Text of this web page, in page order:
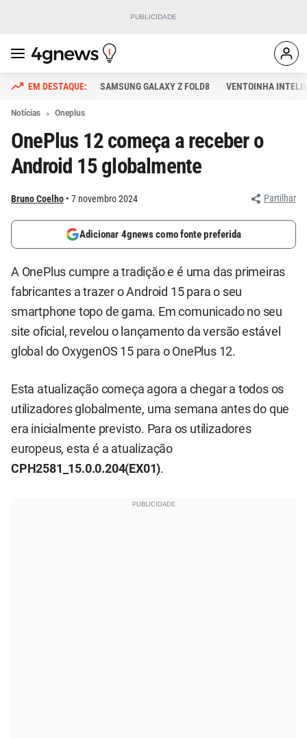
SAMSUNG GALAXY Z FOLD8 VENTOINHA
Notícias Oneplus
OnePlus 12 começa a receber o
Android 15 globalmente
Bruno Coelho 7 novembro 2024 Partilhar
Adicionar 4gnews como fonte preferida
A OnePlus cumpre a tradição e é uma das primeiras
fabricantes a trazer o Android 15 para o seu
smartphone topo de gama. Em comunicado no seu
site oficial, revelou o lançamento da versão estável
global do OxygenOS 15 para o OnePlus 12.
Esta atualização começa agora a chegar a todos os
utilizadores globalmente, uma semana antes do que
era inicialmente previsto. Para os utilizadores
europeus, esta é a atualização
CPH2581_15.0.0.204(EX01).